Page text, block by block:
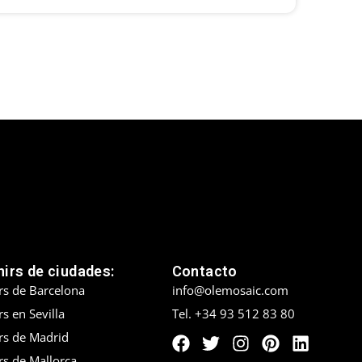
de ciudades:
de Barcelona
en Sevilla
de Madrid
Contacto
info@olemosaic.com
Tel. +34 93 512 83 80